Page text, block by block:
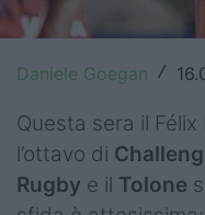
Champions Cup
Challenge Cup
World Rugby
Rugby World
Daniele Goegan /
Questa sera il
l’ottavo di
Rugby e il Tolone